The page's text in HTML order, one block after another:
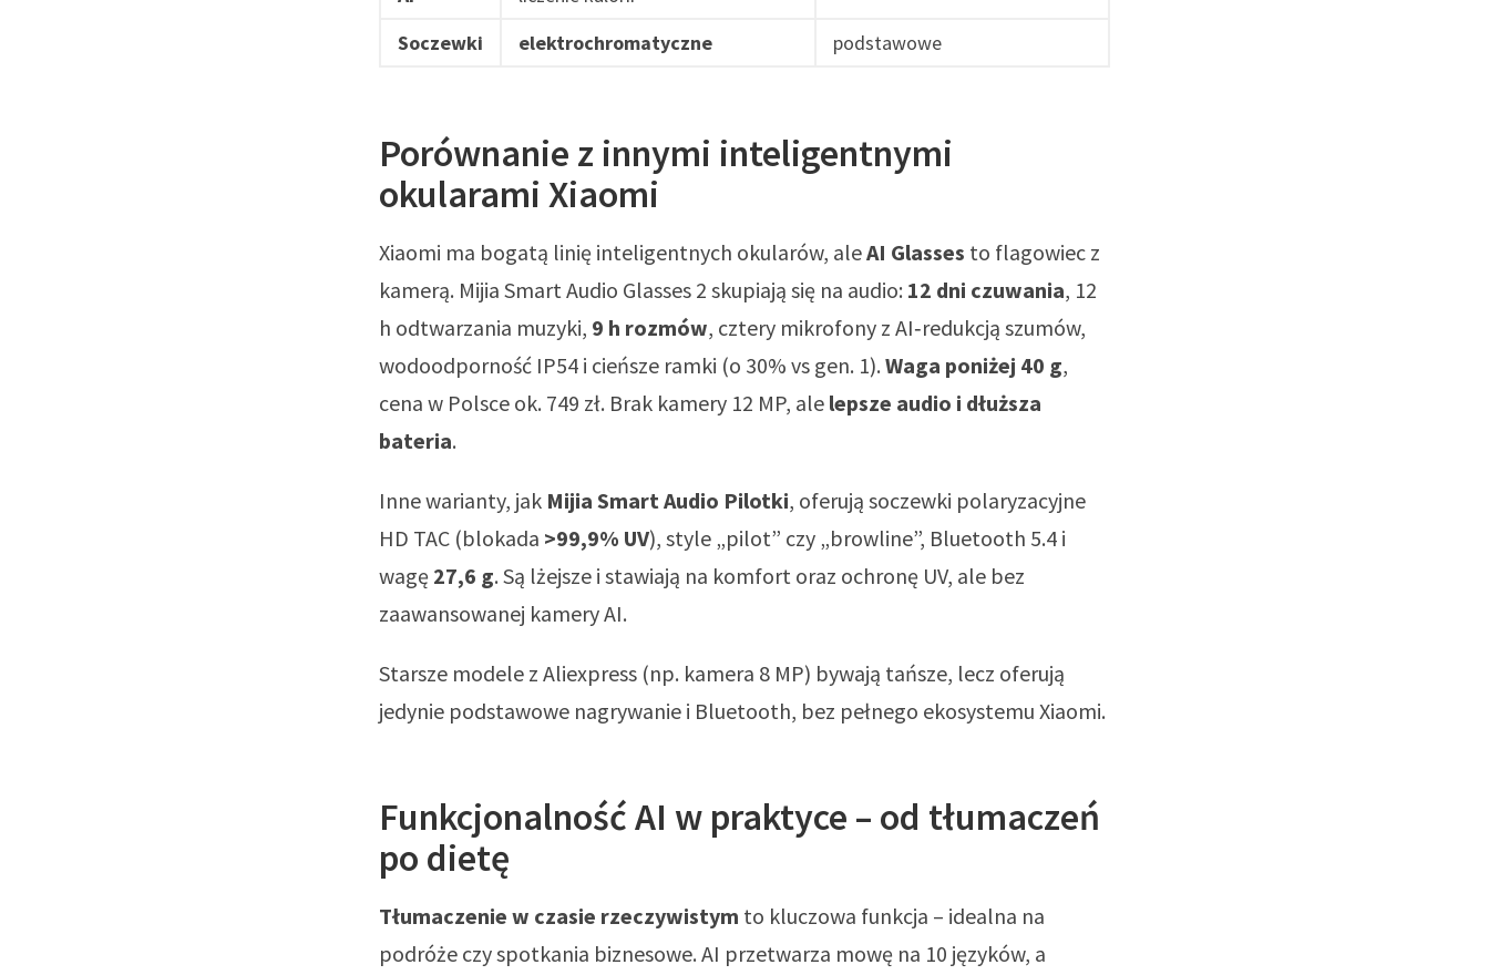
Soczewki elektrochromatyczne podstawowe
Porównanie z innymi inteligentnymi
okularami Xiaomi
Xiaomi ma bogatą linię inteligentnych okularów, aleAI Glasses to flagowiec z
kamerą. Mijia Smart Audio Glasses 2 skupiają się na audio: 12 dni czuwania, 12
h odtwarzania muzyki, 9 h rozmów, cztery mikrofony z AI‑redukcją szumów,
wodoodporność IP54 i cieńsze ramki (o 30% vs gen. 1). Waga poniżej 40 g,
cena w Polsce ok. 749 zł. Brak kamery 12 MP, ale lepsze audio i dłuższa
bateria.
Inne warianty, jak Mijia Smart Audio Pilotki, oferują soczewki polaryzacyjne
HD TAC (blokada >99,9% UV), style „pilot” czy „browline”, Bluetooth 5.4 i
wagę 27,6 g. Są lżejsze i stawiają na komfort oraz ochronę UV, ale bez
zaawansowanej kamery AI.
Starsze modele z Aliexpress (np. kamera 8 MP) bywają tańsze, lecz oferują
jedynie podstawowe nagrywanie i Bluetooth, bez pełnego ekosystemu Xiaomi.
Funkcjonalność AI w praktyce – od tłumaczeń
po dietę
Tłumaczenie w czasie rzeczywistym to kluczowa funkcja – idealna na
podróże czy spotkania biznesowe. AI przetwarza mowę na 10 języków, a